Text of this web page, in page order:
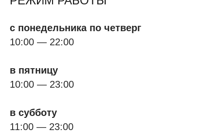
с понедельника по четверг
10:00 — 22:00
в пятницу
10:00 — 23:00
в субботу
11:00 — 23:00